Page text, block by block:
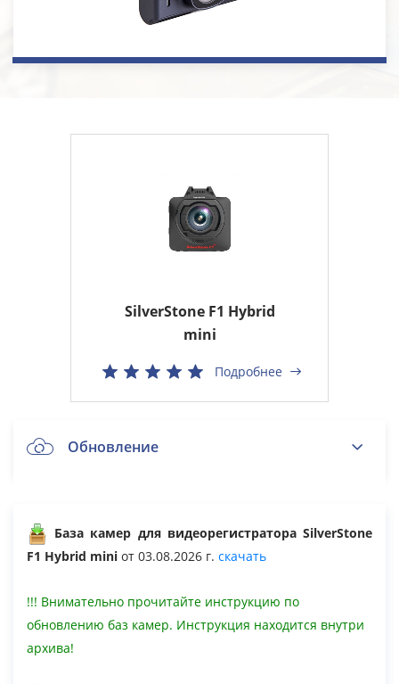
База камер для видеорегистратора SilverStone
F1 Hybrid mini от 03.08.2026 г. скачать
!!! Внимательно прочитайте инструкцию по
обновлению баз камер. Инструкция находится внутри
архива!
SilverStone F1 Hybrid
mini
Подробнее
Общие вопросы
Обновление
Архив